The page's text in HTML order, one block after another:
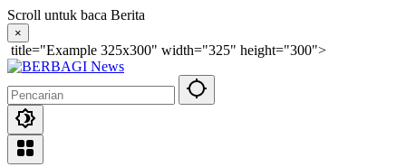
Langsung
ke
konten
Scroll untuk baca Berita
×
title="Example 325x300" width="325" height="300">